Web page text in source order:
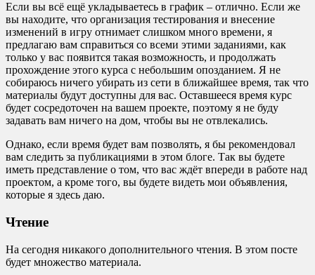
Если вы всё ещё укладываетесь в график – отлично. Если же
вы находите, что организация тестирования и внесение
изменений в игру отнимает слишком много времени, я
предлагаю вам справиться со всеми этими заданиями, как
только у вас появится такая возможность, и продолжать
прохождение этого курса с небольшим опозданием. Я не
собираюсь ничего убирать из сети в ближайшее время, так что
материалы будут доступны для вас. Оставшееся время курс
будет сосредоточен на вашем проекте, поэтому я не буду
задавать вам ничего на дом, чтобы вы не отвлекались.
Однако, если время будет вам позволять, я бы рекомендовал
вам следить за публикациями в этом блоге. Так вы будете
иметь представление о том, что вас ждёт впереди в работе над
проектом, а кроме того, вы будете видеть мои объявления,
которые я здесь даю.
Чтение
На сегодня никакого дополнительного чтения. В этом посте
будет множество материала.